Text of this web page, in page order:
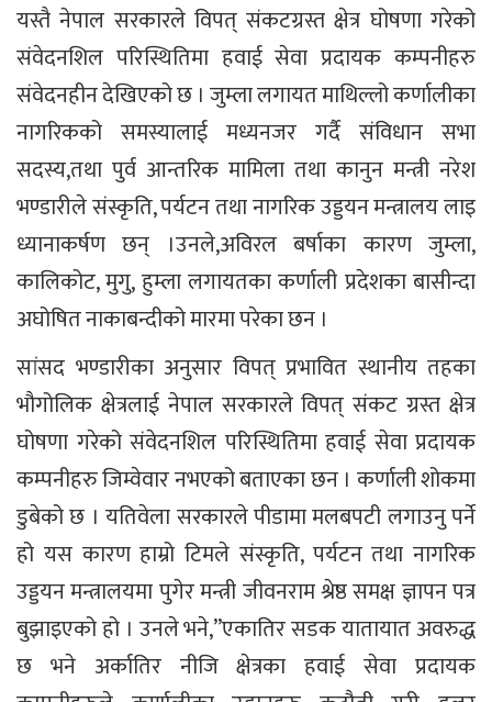
यस्तै नेपाल सरकारले विपत् संकटग्रस्त क्षेत्र घोषणा गरेको
संवेदनशिल परिस्थितिमा हवाई सेवा प्रदायक कम्पनीहरु
संवेदनहीन देखिएको छ । जुम्ला लगायत माथिल्लो कर्णालीका
नागरिकको समस्यालाई मध्यनजर गर्दै संविधान सभा
सदस्य,तथा पुर्व आन्तरिक मामिला तथा कानुन मन्त्री नरेश
भण्डारीले संस्कृति, पर्यटन तथा नागरिक उड्डयन मन्त्रालय लाइ
ध्यानाकर्षण छन् ।उनले,अविरल बर्षाका कारण जुम्ला,
कालिकोट, मुगु, हुम्ला लगायतका कर्णाली प्रदेशका बासीन्दा
अघोषित नाकाबन्दीको मारमा परेका छन ।
सांसद भण्डारीका अनुसार विपत् प्रभावित स्थानीय तहका
भौगोलिक क्षेत्रलाई नेपाल सरकारले विपत् संकट ग्रस्त क्षेत्र
घोषणा गरेको संवेदनशिल परिस्थितिमा हवाई सेवा प्रदायक
कम्पनीहरु जिम्वेवार नभएको बताएका छन । कर्णाली शोकमा
डुबेको छ । यतिवेला सरकारले पीडामा मलबपटी लगाउनु पर्ने
हो यस कारण हाम्रो टिमले संस्कृति, पर्यटन तथा नागरिक
उड्डयन मन्त्रालयमा पुगेर मन्त्री जीवनराम श्रेष्ठ समक्ष ज्ञापन पत्र
बुझाइएको हो । उनले भने,”एकातिर सडक यातायात अवरुद्ध
छ भने अर्कातिर नीजि क्षेत्रका हवाई सेवा प्रदायक